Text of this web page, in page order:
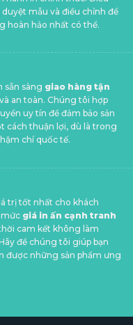
mẫu và điều chỉnh để
hoàn hảo nhất có thể.
sẵn sàng giao hàng tận
an toàn. Chúng tôi hợp
uy tín để đảm bảo sản
cách thuận lợi, dù là trong
chí quốc tế.
trị tốt nhất cho khách
giá in ấn cạnh tranh
cam kết không làm
để chúng tôi giúp bạn
được những sản phẩm ưng